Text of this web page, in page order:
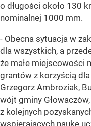
o długości około 130
nominalnej 1000 mm.
- Obecna sytuacja w
dla wszystkich, a
że małe miejscowości
grantów z korzyścią
Grzegorz Ambroziak,
wójt gminy
z kolejnych